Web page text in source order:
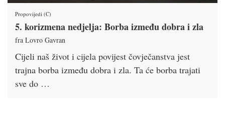
Propovijedi (C)
5. korizmena nedjelja: Borba između dobra i zla
fra Lovro Gavran
Cijeli naš život i cijela povijest čovječanstva jest
trajna borba između dobra i zla. Ta će borba trajati
sve do …